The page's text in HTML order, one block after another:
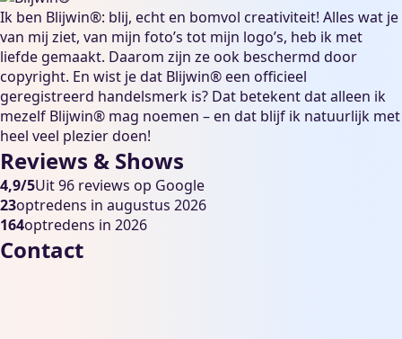
Ik ben Blijwin®: blij, echt en bomvol creativiteit! Alles wat je
van mij ziet, van mijn foto’s tot mijn logo’s, heb ik met
liefde gemaakt. Daarom zijn ze ook beschermd door
copyright. En wist je dat Blijwin® een officieel
geregistreerd handelsmerk is? Dat betekent dat alleen ik
mezelf Blijwin® mag noemen – en dat blijf ik natuurlijk met
heel veel plezier doen!
Reviews & Shows
4,9/5Uit 96 reviews op Google
23optredens in augustus 2026
164optredens in 2026
Contact